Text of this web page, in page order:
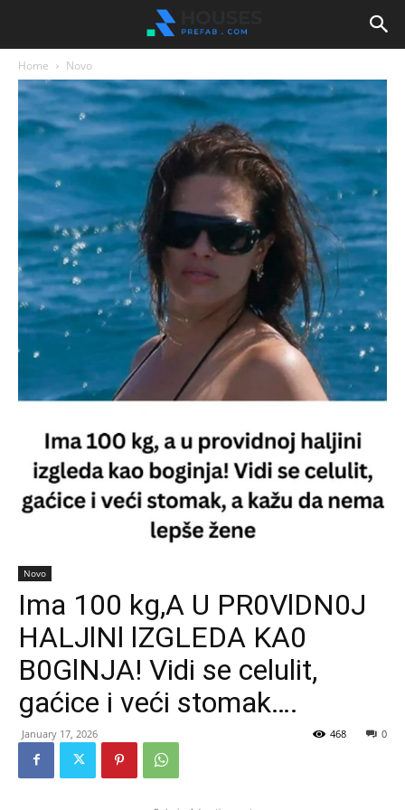
Home Novo
Novo
Ima 100 kg,A U PR0VlDN0J
HALJlNl lZGLEDA KA0
B0GlNJA! Vidi se celulit,
gaćice i veći stomak….
January 17, 2026 0
468